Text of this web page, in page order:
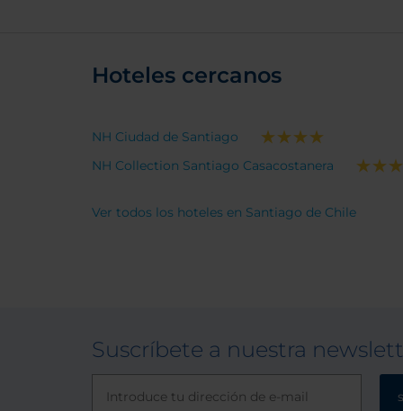
Hoteles cercanos
NH Ciudad de Santiago
NH Collection Santiago Casacostanera
Ver todos los hoteles en Santiago de Chile
Suscríbete a nuestra